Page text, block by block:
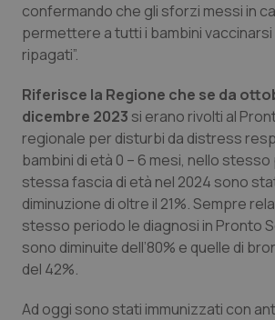
Lombardia
Marche
Molise
Piemonte
Provincia Autonoma di
Provincia Autonoma di
Puglia
Dolore
Donna & Salute
Epatiti
HIV
Infezioni & Febbre
Ipertensione & Scompenso
Malattie rare
confermando che gli sforzi messi in
permettere a tutti i bambini
ripagati”.
Riferisce la Regione che se da
dicembre 2023 si erano rivolti al
regionale per disturbi da distress
bambini di età 0 – 6 mesi, nello
stessa fascia di età nel 2024 sono
diminuzione di oltre il 21%. Sempre
stesso periodo le diagnosi in Pronto
sono diminuite dell’80% e quelle di
del 42%.
Ad oggi sono stati immunizzati con